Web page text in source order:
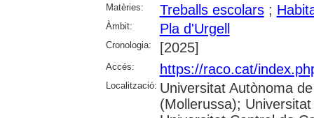
Matèries: Treballs escolars;
Àmbit: Pla d'Urgell
Cronologia: [2025]
Accés: https://raco.cat/
Localització: Universitat Autònoma
(Mollerussa);